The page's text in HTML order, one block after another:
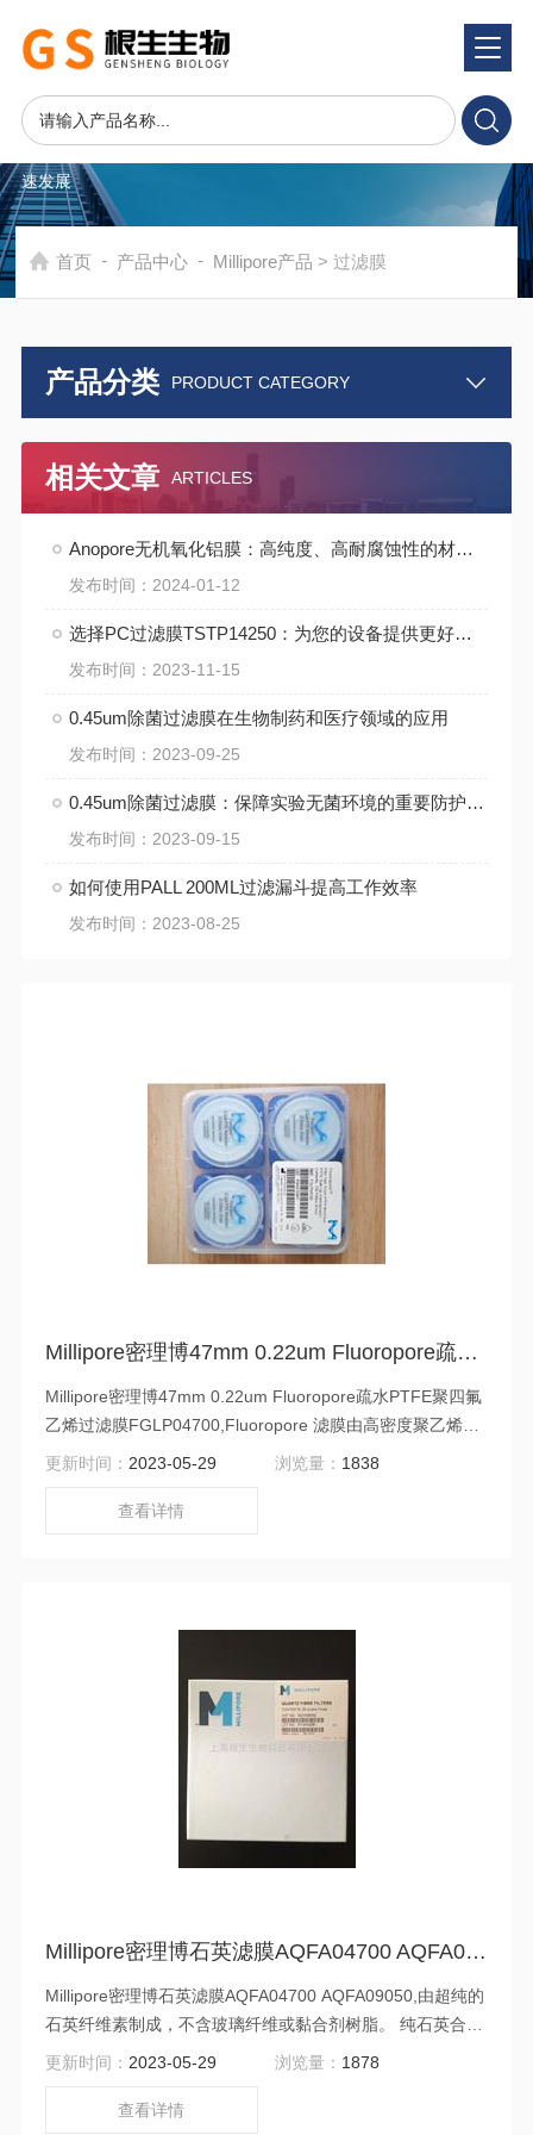
产品中心 PRODUCTS CENTER
速发展
首页 - 产品中心 - Millipore产品 > 过滤膜
产品分类 PRODUCT CATEGORY
相关文章 ARTICLES
Anopore无机氧化铝膜：高纯度、高耐腐蚀性的材料选择
发布时间：2024-01-12
选择PC过滤膜TSTP14250：为您的设备提供更好的过滤保障
发布时间：2023-11-15
0.45um除菌过滤膜在生物制药和医疗领域的应用
发布时间：2023-09-25
0.45um除菌过滤膜：保障实验无菌环境的重要防护屏障
发布时间：2023-09-15
如何使用PALL 200ML过滤漏斗提高工作效率
发布时间：2023-08-25
Millipore密理博47mm 0.22um Fluoropore疏水PTFE聚四氟乙烯过滤膜FGLP04700
Millipore密理博47mm 0.22um Fluoropore疏水PTFE聚四氟
乙烯过滤膜FGLP04700,Fluoropore 滤膜由高密度聚乙烯支
撑的 PTFE 薄膜构成（FHUP 没有这种支撑）。这种膜具有
更新时间： 2023-05-29 浏览量： 1838
查看详情
Millipore密理博石英滤膜AQFA04700 AQFA09050
Millipore密理博石英滤膜AQFA04700 AQFA09050,由超纯的
石英纤维素制成，不含玻璃纤维或黏合剂树脂。 纯石英合成
物可防止滤膜与酸性气体发生反应，不像玻璃纤维滤膜，会
适用于重金属浓缩物及少量颗粒的检测（例如 USEPA PM
更新时间： 2023-05-29 浏览量： 1878
查看详情